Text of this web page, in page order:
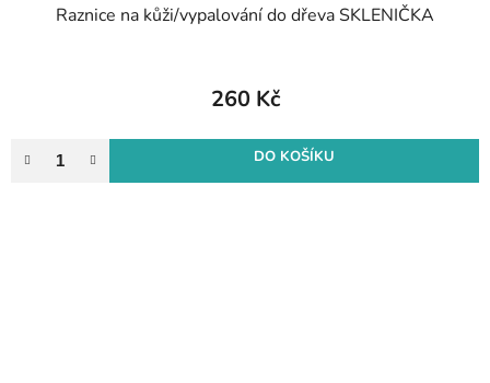
Raznice na kůži/vypalování do dřeva SKLENIČKA
260 Kč
DO KOŠÍKU